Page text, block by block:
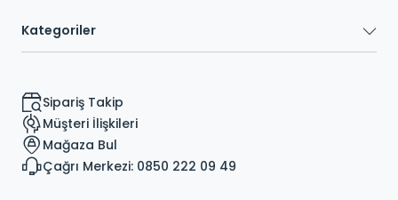
Kategoriler
Sipariş Takip
Müşteri İlişkileri
Mağaza Bul
Çağrı Merkezi: 0850 222 09 49